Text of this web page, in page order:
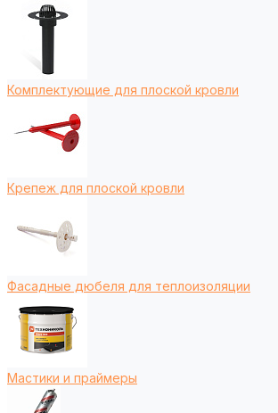
Комплектующие для плоской кровли
Крепеж для плоской кровли
Фасадные дюбеля для теплоизоляции
Мастики и праймеры